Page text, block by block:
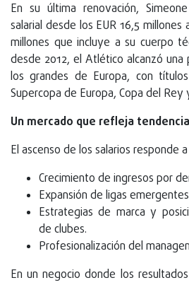
En su última renovación,
salarial desde los EUR 16,5 millones
millones que incluye a su cuerpo
desde 2012, el Atlético alcanzó
los grandes de Europa, con
Supercopa de Europa, Copa del Rey
Un mercado que refleja
El ascenso de los salarios responde
Crecimiento de ingresos por
Expansión de ligas
Estrategias de marca y
de clubes.
Profesionalización del
En un negocio donde los